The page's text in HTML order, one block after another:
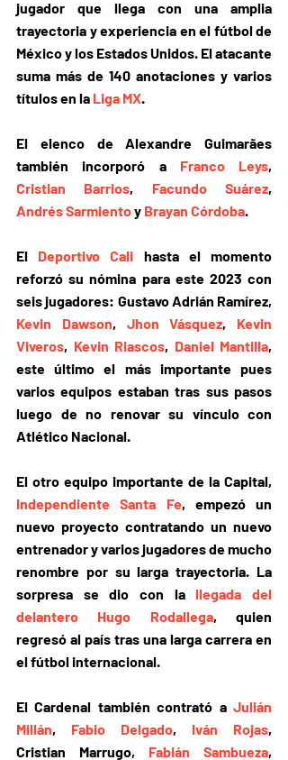
jugador que llega con una amplia
trayectoria y experiencia en el fútbol de
suma más de 140 anotaciones y varios
títulos en la Liga MX.
El elenco de Alexandre Guimarães
también incorporó a Franco Leys
Cristian Barrios, Facundo Suárez
Andrés Sarmiento y Brayan Córdoba.
El Deportivo Cali hasta el momento
reforzó su nómina para este 2023 con
seis jugadores: Gustavo Adrián Ramírez
Kevin Dawson, Jhon Vásquez, Kevin
Viveros, Kevin Riascos, Daniel Mantilla,
este último el más importante pues
varios equipos estaban tras sus pasos
luego de no renovar su vínculo con
Atlético Nacional.
Independiente Santa Fe, empezó un
nuevo proyecto contratando un nuevo
entrenador y varios jugadores de mucho
renombre por su larga trayectoria. La
sorpresa se dio con la llegada del
delantero Hugo Rodallega, quien
regresó al país tras una larga carrera en
el fútbol internacional.
El Cardenal también contrató a Julián
Millán, Fabio Delgado, Iván Rojas
Cristian Marrugo, Fabián Sambueza